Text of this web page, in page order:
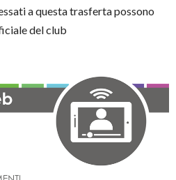
a questa trasferta possono
del club